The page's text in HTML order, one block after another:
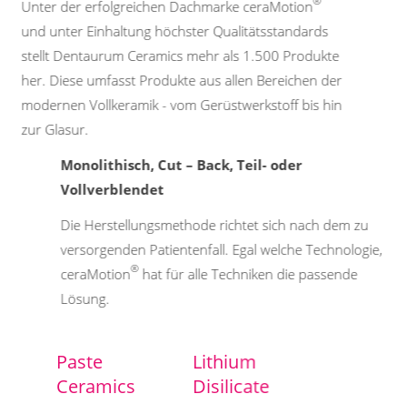
Unter der erfolgreichen Dachmarke ceraMotion
und unter Einhaltung höchster Qualitätsstandards
stellt Dentaurum Ceramics mehr als 1.500 Produkte
her. Diese umfasst Produkte aus allen Bereichen der
modernen Vollkeramik - vom Gerüstwerkstoff bis hin
zur Glasur.
Monolithisch, Cut – Back, Teil- oder
Vollverblendet
Die Herstellungsmethode richtet sich nach dem zu
versorgenden Patientenfall. Egal welche Technologie,
ceraMotion® hat für alle Techniken die passende
Lösung.
Paste
Ceramics
Lithium
Disilicate